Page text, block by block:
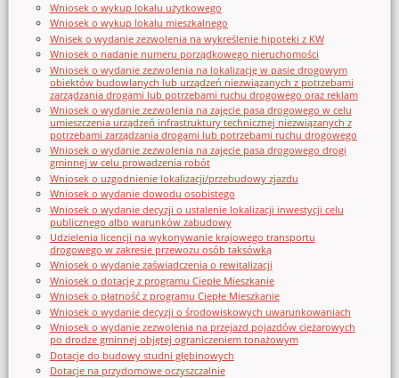
Wniosek o wykup lokalu użytkowego
Wniosek o wykup lokalu mieszkalnego
Wnisek o wydanie zezwolenia na wykreślenie hipoteki z KW
Wniosek o nadanie numeru porządkowego nieruchomości
Wniosek o wydanie zezwolenia na lokalizację w pasie drogowym
obiektów budowlanych lub urządzeń niezwiązanych z potrzebami
zarządzania drogami lub potrzebami ruchu drogowego oraz reklam
Wniosek o wydanie zezwolenia na zajęcie pasa drogowego w celu
umieszczenia urządzeń infrastruktury technicznej niezwiązanych z
potrzebami zarządzania drogami lub potrzebami ruchu drogowego
Wniosek o wydanie zezwolenia na zajęcie pasa drogowego drogi
gminnej w celu prowadzenia robót
Wniosek o uzgodnienie lokalizacji/przebudowy zjazdu
Wniosek o wydanie dowodu osobistego
Wniosek o wydanie decyzji o ustalenie lokalizacji inwestycji celu
publicznego albo warunków zabudowy
Udzielenia licencji na wykonywanie krajowego transportu
drogowego w zakresie przewozu osób taksówką
Wniosek o wydanie zaświadczenia o rewitalizacji
Wniosek o dotację z programu Ciepłe Mieszkanie
Wniosek o płatność z programu Ciepłe Mieszkanie
Wniosek o wydanie decyzji o środowiskowych uwarunkowaniach
Wniosek o wydanie zezwolenia na przejazd pojazdów ciężarowych
po drodze gminnej objętej ograniczeniem tonażowym
Dotacje do budowy studni głębinowych
Dotacje na przydomowe oczyszczalnie